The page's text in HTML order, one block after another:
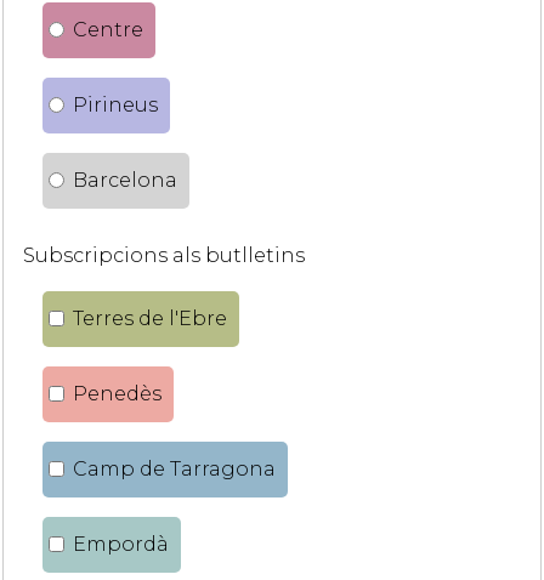
Centre
Pirineus
Barcelona
Subscripcions als butlletins
Terres de l'Ebre
Penedès
Camp de Tarragona
Empordà